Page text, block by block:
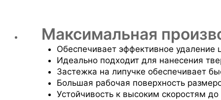
Максимальная
Обеспечивает эффективное удаление
Идеально подходит для нанесения
Застежка на липучке обеспечивает
Большая рабочая поверхность
Устойчивость к высоким скоростям